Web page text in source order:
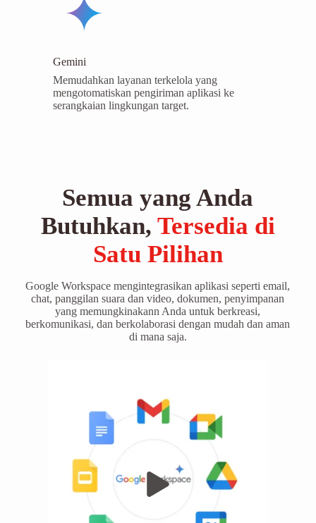
Gemini
Memudahkan layanan terkelola yang
mengotomatiskan pengiriman aplikasi ke
serangkaian lingkungan target.
Semua yang Anda
Butuhkan, Tersedia di
Satu Pilihan
Google Workspace mengintegrasikan aplikasi seperti email,
chat, panggilan suara dan video, dokumen, penyimpanan
yang memungkinakann Anda untuk berkreasi,
berkomunikasi, dan berkolaborasi dengan mudah dan aman
di mana saja.